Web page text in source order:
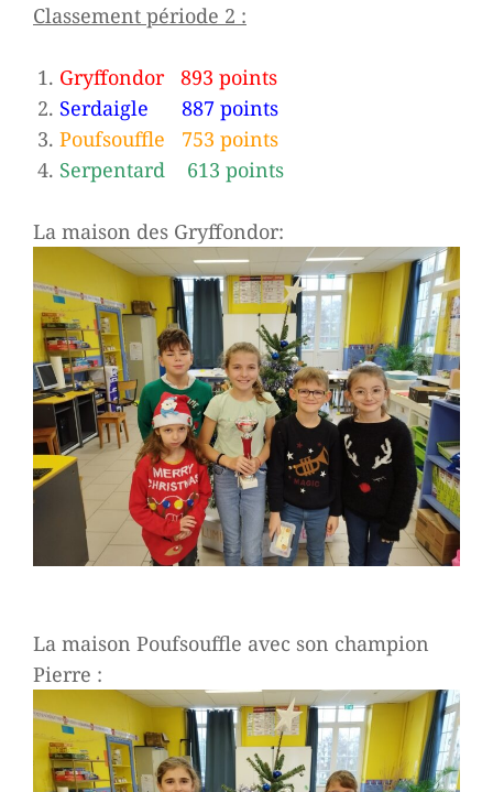
Classement période 2 :
Gryffondor 893 points
Serdaigle 887 points
Poufsouffle 753 points
Serpentard 613 points
La maison des Gryffondor:
La maison Poufsouffle avec son champion
Pierre :